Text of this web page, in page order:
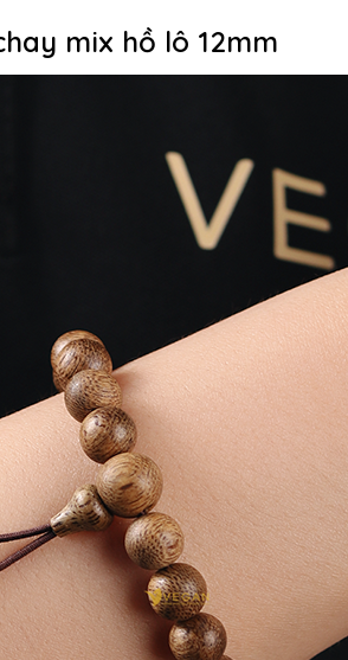
mix hồ lô 12mm